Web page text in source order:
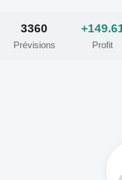
3360
Prévisions Profit